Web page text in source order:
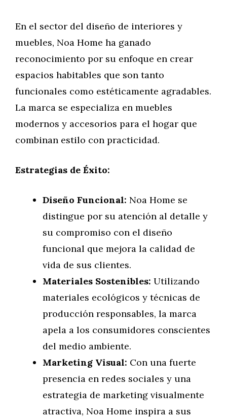
En el sector del diseño de interiores y
muebles, Noa Home ha ganado
reconocimiento por su enfoque en crear
espacios habitables que son tanto
funcionales como estéticamente agradables.
La marca se especializa en muebles
modernos y accesorios para el hogar que
combinan estilo con practicidad.
Estrategias de Éxito:
Diseño Funcional: Noa Home se
distingue por su atención al detalle y
su compromiso con el diseño
funcional que mejora la calidad de
vida de sus clientes.
Materiales Sostenibles: Utilizando
materiales ecológicos y técnicas de
producción responsables, la marca
apela a los consumidores conscientes
del medio ambiente.
Marketing Visual: Con una fuerte
presencia en redes sociales y una
estrategia de marketing visualmente
atractiva, Noa Home inspira a sus